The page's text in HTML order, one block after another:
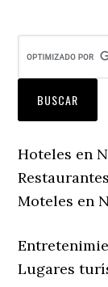
Hoteles en
Moteles en
Lugares